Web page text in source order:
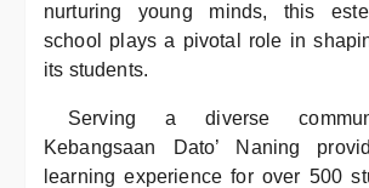
nurturing young minds, this
school plays a pivotal role in
its students.
Serving a diverse
Kebangsaan Dato’ Naning
learning experience for over 500